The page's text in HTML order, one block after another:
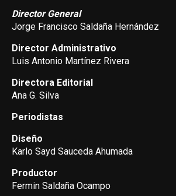
Director General
Jorge Francisco Saldaña Hernández
Director Administrativo
Luis Antonio Martínez Rivera
Directora Editorial
Ana G. Silva
Periodistas
Diseño
Karlo Sayd Sauceda Ahumada
Productor
Fermin Saldaña Ocampo